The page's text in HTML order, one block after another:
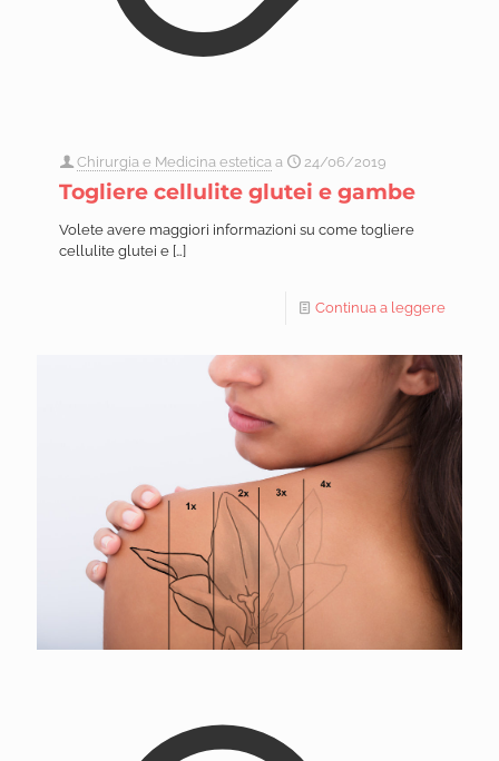
Chirurgia e Medicina estetica a 24/06/2019
Togliere cellulite glutei e gambe
Volete avere maggiori informazioni su come togliere
cellulite glutei e […]
Continua a leggere